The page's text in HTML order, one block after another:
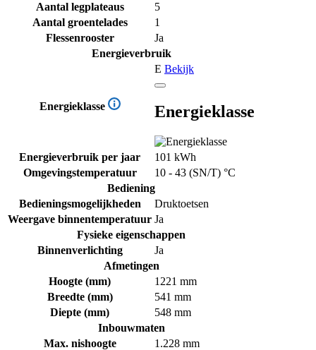
Aantal legplateaus
5
Aantal groentelades
1
Flessenrooster
Ja
Energieverbruik
Energieklasse
E Bekijk
Energieklasse
Energieverbruik per jaar
101 kWh
Omgevingstemperatuur
10 - 43 (SN/T) °C
Bediening
Bedieningsmogelijkheden
Druktoetsen
Weergave binnentemperatuur Ja
Fysieke eigenschappen
Binnenverlichting
Ja
Afmetingen
Hoogte (mm)
1221 mm
Breedte (mm)
541 mm
Diepte (mm)
548 mm
Inbouwmaten
Max. nishoogte
1.228 mm